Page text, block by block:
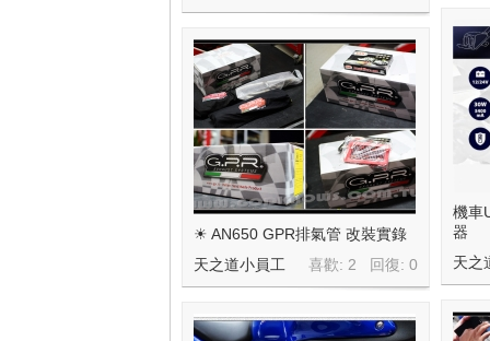
機車
器
天之
☀ AN650 GPR排氣管 改裝實錄
喜歡: 2 回復: 0
天之道小員工